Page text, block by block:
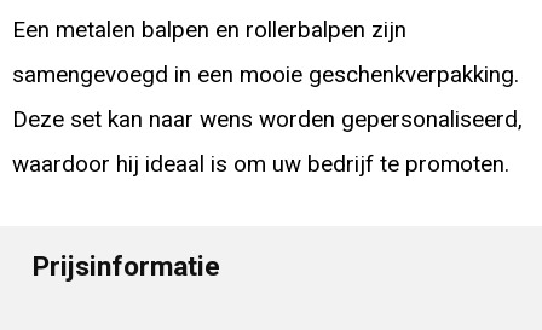
Een metalen balpen en rollerbalpen zijn
samengevoegd in een mooie geschenkverpakking.
Deze set kan naar wens worden gepersonaliseerd,
waardoor hij ideaal is om uw bedrijf te promoten.
Prijsinformatie